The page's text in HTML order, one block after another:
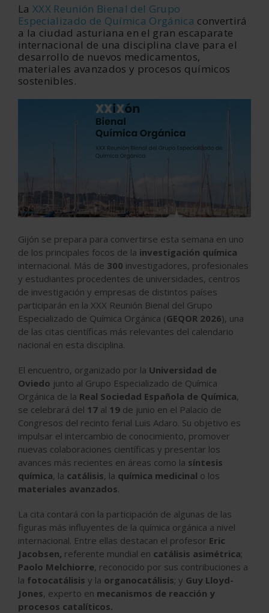
La XXX Reunión Bienal del Grupo
Especializado de Química Orgánica convertirá
a la ciudad asturiana en el gran escaparate
internacional de una disciplina clave para el
desarrollo de nuevos medicamentos,
materiales avanzados y procesos químicos
sostenibles.
Gijón se prepara para convertirse esta semana en uno
de los principales focos de la investigación química
internacional. Más de 300 investigadores, profesionales
y estudiantes procedentes de universidades, centros
de investigación y empresas de distintos países
participarán en la XXX Reunión Bienal del Grupo
Especializado de Química Orgánica (GEQOR 2026), una
de las citas científicas más relevantes del calendario
nacional en esta disciplina.
El encuentro, organizado por la Universidad de
Oviedo junto al Grupo Especializado de Química
Orgánica de la Real Sociedad Española de Química,
se celebrará del 17 al 19 de junio en el Palacio de
Congresos del recinto ferial Luis Adaro. Su objetivo es
impulsar el intercambio de conocimiento, promover
nuevas colaboraciones científicas y presentar los
avances más recientes en áreas como la síntesis
química, la catálisis, la química medicinal o los
materiales avanzados.
La cita contará con la participación de algunas de las
figuras más influyentes de la química orgánica a nivel
internacional. Entre ellas destacan el profesor Eric
Jacobsen, referente mundial en catálisis asimétrica;
Paolo Melchiorre, reconocido por sus contribuciones a
la fotocatálisis y la organocatálisis; y Guy Lloyd-
Jones, experto en mecanismos de reacción y
procesos catalíticos.